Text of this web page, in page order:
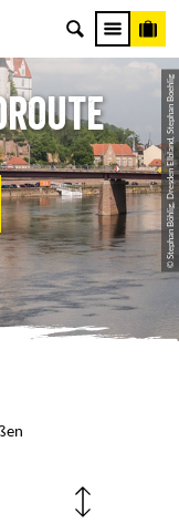
© Stephan Böhlig, Dresden Elbland, Stephan Boehlig